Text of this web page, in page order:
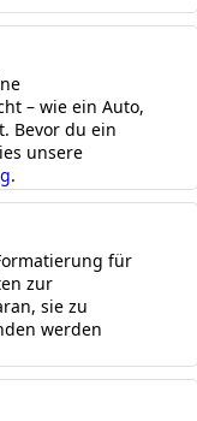
– wie ein Auto,
Bevor du ein
unsere
.
für
zur
sie zu
werden